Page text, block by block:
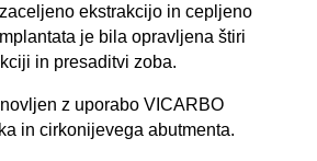
ekstrakcijo in cepljeno
je bila opravljena štiri
in presaditvi zoba.
z uporabo VICARBO
in cirkonijevega abutmenta.